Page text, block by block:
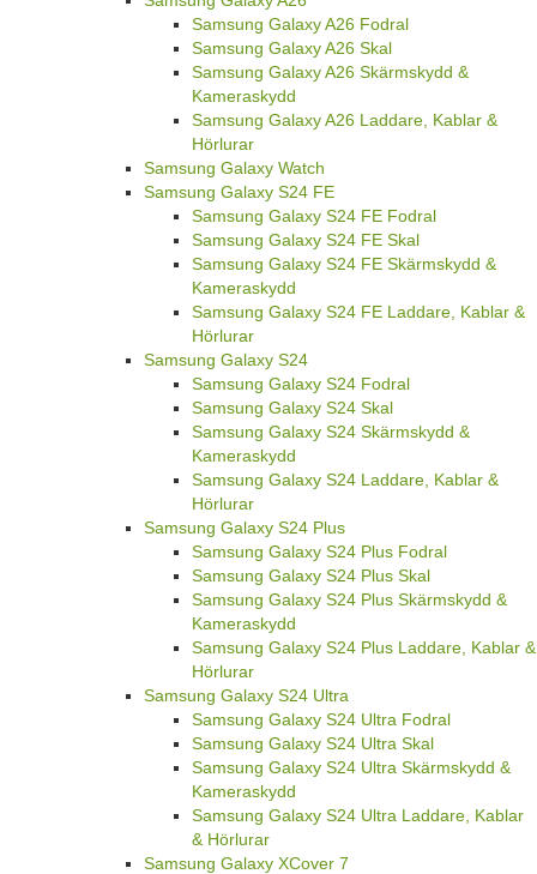
Samsung Galaxy A26 Fodral
Samsung Galaxy A26 Skal
Samsung Galaxy A26 Skärmskydd &
Kameraskydd
Samsung Galaxy A26 Laddare, Kablar &
Hörlurar
Samsung Galaxy Watch
Samsung Galaxy S24 FE
Samsung Galaxy S24 FE Fodral
Samsung Galaxy S24 FE Skal
Samsung Galaxy S24 FE Skärmskydd &
Kameraskydd
Samsung Galaxy S24 FE Laddare, Kablar &
Hörlurar
Samsung Galaxy S24
Samsung Galaxy S24 Fodral
Samsung Galaxy S24 Skal
Samsung Galaxy S24 Skärmskydd &
Kameraskydd
Samsung Galaxy S24 Laddare, Kablar &
Hörlurar
Samsung Galaxy S24 Plus
Samsung Galaxy S24 Plus Fodral
Samsung Galaxy S24 Plus Skal
Samsung Galaxy S24 Plus Skärmskydd &
Kameraskydd
Samsung Galaxy S24 Plus Laddare, Kablar &
Hörlurar
Samsung Galaxy S24 Ultra
Samsung Galaxy S24 Ultra Fodral
Samsung Galaxy S24 Ultra Skal
Samsung Galaxy S24 Ultra Skärmskydd &
Kameraskydd
Samsung Galaxy S24 Ultra Laddare, Kablar
& Hörlurar
Samsung Galaxy XCover 7